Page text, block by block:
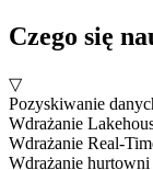
Czego się
▽
Pozyskiwanie
Wdrażanie
Wdrażanie Real-
Wdrażanie